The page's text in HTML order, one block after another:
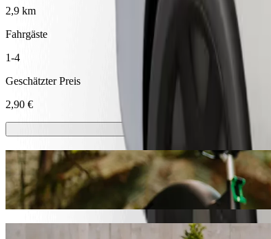
2,9 km
Fahrgäste
1-4
Geschätzter Preis
2,90 €
E-Scooter oder E-Bikes
Komme in Prievidza mit E-Scootern oder E-Bikes von A
Bolt App herunterladen
Fahre von Pandora nach svätého